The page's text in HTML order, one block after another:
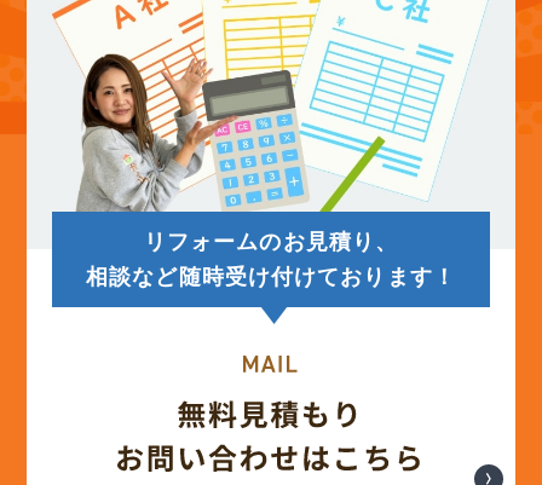
リフォームのお見積り、
相談など随時受け付けております！